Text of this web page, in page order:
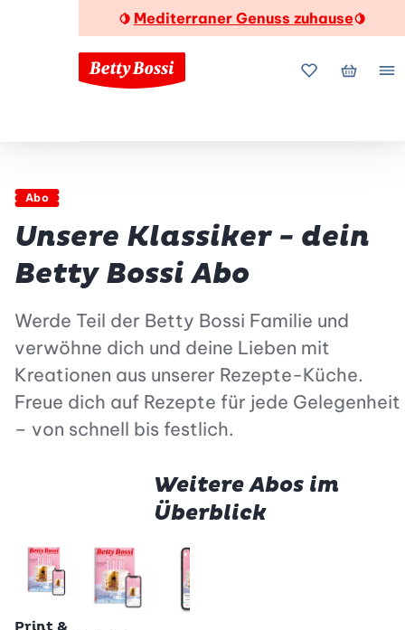
🍋 Mediterraner Genuss zuhause🍋
MeineMein
Abo
Unsere Klassiker - dein
Betty Bossi Abo
Werde Teil der Betty Bossi Familie und
verwöhne dich und deine Lieben mit
Kreationen aus unserer Rezepte-Küche.
Freue dich auf Rezepte für jede Gelegenheit
– von schnell bis festlich.
Weitere Abos im
Überblick